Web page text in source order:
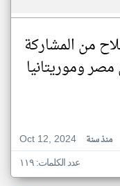
من المشاركة
مصر وموريتانيا
Oct 12, 2024
منذ سنة
عدد الكلمات: ١١٩